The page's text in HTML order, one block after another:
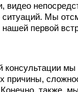
видео
Мы
первой
консультации
причины,
Конечно, также,